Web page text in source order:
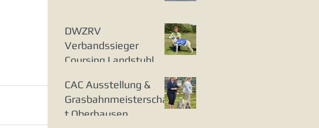
DWZRV
Verbandssieger
Coursing Landstuhl
CAC Ausstellung &
Grasbahnmeisterschaf
t Oberhausen